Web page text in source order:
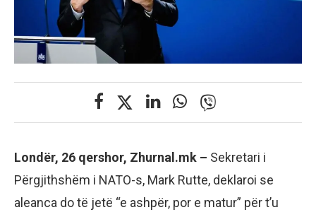
Londër, 26 qershor, Zhurnal.mk – Sekretari i
Përgjithshëm i NATO-s, Mark Rutte, deklaroi se
aleanca do të jetë “e ashpër, por e matur” për t’u